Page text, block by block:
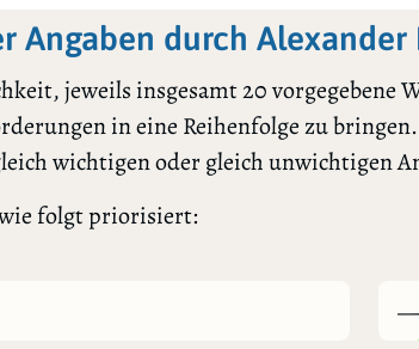
Angaben durch
jeweils insgesamt 20 vorgegebene
in eine Reihenfolge zu
wichtigen oder gleich unwichtigen
folgt priorisiert:
—